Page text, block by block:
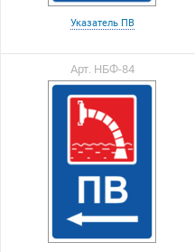
Указатель ПВ
Арт. НБФ-84